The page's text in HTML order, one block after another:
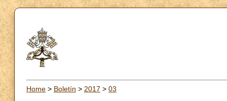
Home > Boletín > 2017 > 03